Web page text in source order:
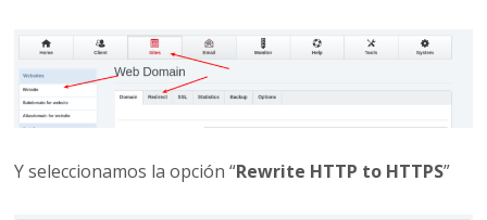
Y seleccionamos la opción “Rewrite HTTP to HTTPS”